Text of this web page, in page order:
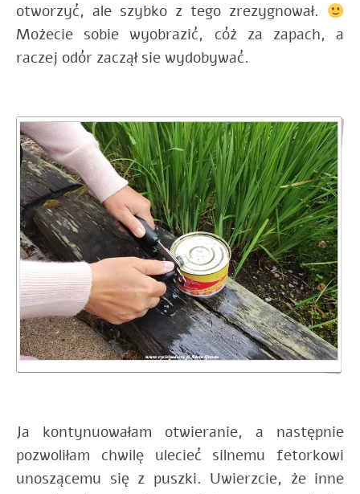
otworzyć, ale szybko z tego zrezygnował.
Możecie sobie wyobrazić, cóż za zapach, a
raczej odór zaczął sie wydobywać.
Ja kontynuowałam otwieranie, a następnie
pozwoliłam chwilę ulecieć silnemu fetorkowi
unoszącemu się z puszki. Uwierzcie, że inne